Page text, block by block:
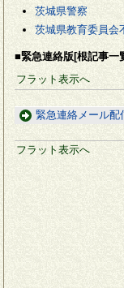
茨城県警察
茨城県教育委員会
■緊急連絡版[根記事一
フラット表示へ
緊急連絡メール配
フラット表示へ